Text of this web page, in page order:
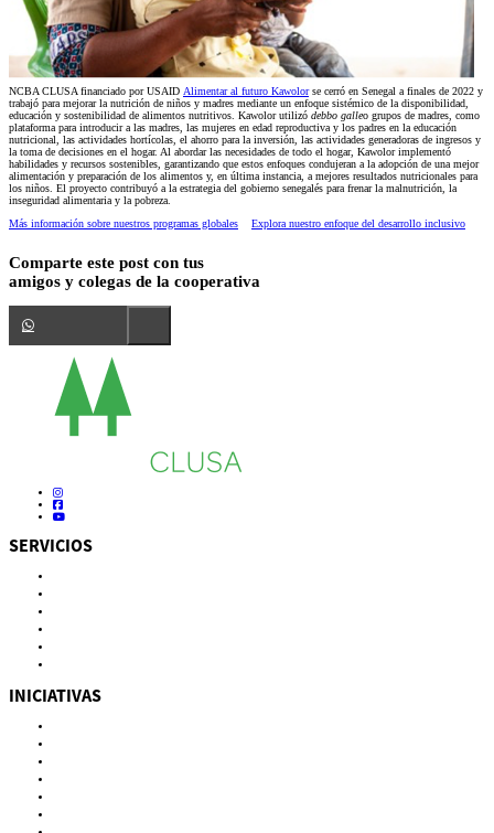
NCBA CLUSA financiado por USAID Alimentar al futuro Kawolorse cerró en Senegal a finales de 2022 y
trabajó para mejorar la nutrición de niños y madres mediante un enfoque sistémico de la disponibilidad,
educación y sostenibilidad de alimentos nutritivos. Kawolor utilizó debbo galleo grupos de madres, como
plataforma para introducir a las madres, las mujeres en edad reproductiva y los padres en la educación
nutricional, las actividades hortícolas, el ahorro para la inversión, las actividades generadoras de ingresos y
la toma de decisiones en el hogar. Al abordar las necesidades de todo el hogar, Kawolor implementó
habilidades y recursos sostenibles, garantizando que estos enfoques condujeran a la adopción de una mejor
alimentación y preparación de los alimentos y, en última instancia, a mejores resultados nutricionales para
los niños. El proyecto contribuyó a la estrategia del gobierno senegalés para frenar la malnutrición, la
inseguridad alimentaria y la pobreza.
Más información sobre nuestros programas globales
Explora nuestro enfoque del desarrollo inclusivo
Comparte este post con tus
amigos y colegas de la cooperativa
SERVICIOS
INICIATIVAS